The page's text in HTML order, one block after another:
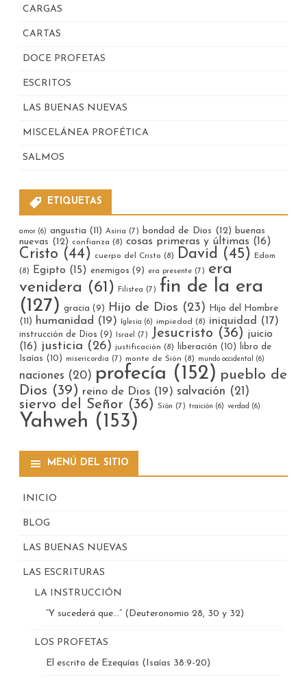
CARGAS
CARTAS
DOCE PROFETAS
ESCRITOS
LAS BUENAS NUEVAS
MISCELÁNEA PROFÉTICA
SALMOS
ETIQUETAS
amor (6) angustia (11) Asiria (7) bondad de Dios (12) buenas
nuevas (12) confianza (8) cosas primeras y últimas (16)
Cristo (44) cuerpo del Cristo (8) David (45)
Edom
(8) Egipto (15) enemigos (9) era presente (7) era
venidera (61) Filistea (7) fin de la era
(127) gracia (9) Hijo de Dios (23)
Hijo del Hombre
(11)
humanidad (19) Iglesia (6) impiedad (8) iniquidad (17)
instrucción de Dios (9) Israel (7) Jesucristo (36) juicio
(16) justicia (26) justificación (8) liberación (10)
libro de
Isaías (10) misericordia (7) monte de Sión (8) mundo occidental (6)
naciones (20) profecía (152) pueblo de
Dios (39) reino de Dios (19) salvación (21)
siervo del Señor (36) Sión (7) traición (6) verdad (6)
Yahweh (153)
MENÚ DEL SITIO
INICIO
BLOG
LAS BUENAS NUEVAS
LAS ESCRITURAS
LA INSTRUCCIÓN
“Y sucederá que…” (Deuteronomio 28, 30 y 32)
LOS PROFETAS
El escrito de Ezequías (Isaías 38:9-20)